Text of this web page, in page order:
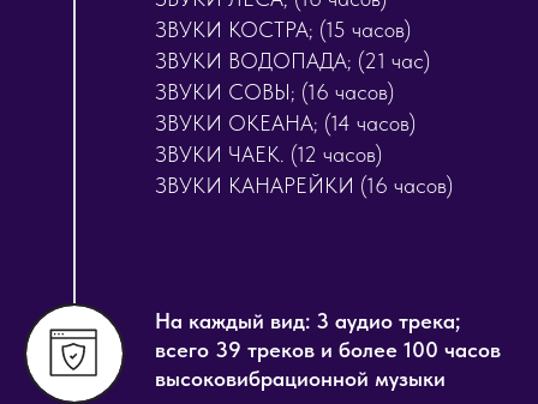
ЗВУКИ КОСТРА; (15 часов)
ЗВУКИ ВОДОПАДА; (21 час)
ЗВУКИ СОВЫ; (16 часов)
ЗВУКИ ОКЕАНА; (14 часов)
ЗВУКИ ЧАЕК. (12 часов)
ЗВУКИ КАНАРЕЙКИ (16 часов)
На каждый вид: 3 аудио трека;
всего 39 треков и более 100 часов
высоковибрационной музыки